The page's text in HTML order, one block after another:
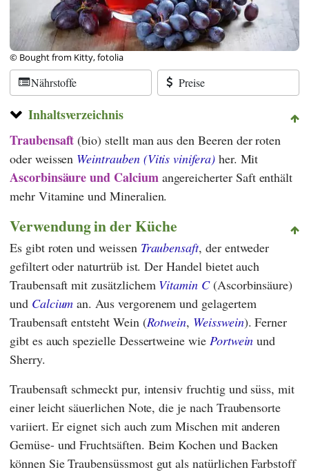
© Bought from Kitty, fotolia
Nährstoffe Preise
Inhaltsverzeichnis
Traubensaft(bio) stellt man aus den Beeren der roten
oder weissen Weintrauben (Vitis vinifera)her. Mit
Ascorbinsäure und Calcium angereicherter Saft enthält
mehr Vitamine und Mineralien.
Verwendung in der Küche
Es gibt roten und weissen Traubensaft, der entweder
gefiltert oder naturtrüb ist. Der Handel bietet auch
Traubensaft mit zusätzlichem Vitamin C(Ascorbinsäure)
und Calcium an. Aus vergorenem und gelagertem
Traubensaft entsteht Wein (Rotwein, Weisswein). Ferner
gibt es auch spezielle Dessertweine wie Portwein und
Sherry.
Traubensaft schmeckt pur, intensiv fruchtig und süss, mit
einer leicht säuerlichen Note, die je nach Traubensorte
variiert. Er eignet sich auch zum Mischen mit anderen
Gemüse- und Fruchtsäften. Beim Kochen und Backen
können Sie Traubensüssmost gut als natürlichen Farbstoff